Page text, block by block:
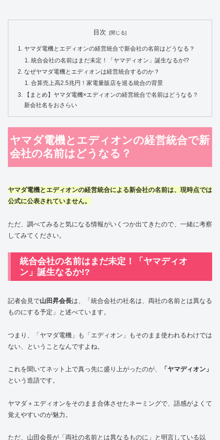
目次
ヤマダ電機とエディオンの経営統合で新会社の名前はどうなる？
統合会社の名前はまだ未定！「ヤマディオン」誕生なるか!?
なぜヤマダ電機とエディオンは経営統合するのか？
合算売上高2.5兆円！家電量販店を巡る統合の背景
【まとめ】ヤマダ電機×エディオンの経営統合で名前はどうなる？
新会社名をおさらい
ヤマダ電機とエディオンの経営統合で新
会社の名前はどうなる？
ヤマダ電機と エディオンの経営統合による新会社の名前は、現時点では
公式に公表されていません。
ただ、調べてみると気になる情報がいくつか出てきたので、一緒に考察
してみてください。
統合会社の名前はまだ未定！「ヤマディオ
ン」誕生なるか!?
記者会見で山田昇会長は、「統合会社の社名は、両社の名前とは異なる
ものにする予定」と述べています。
つまり、「ヤマダ電機」も「エディオン」もそのまま使われるわけでは
ない、ということなんですよね。
これを聞いてネット上で真っ先に盛り上がったのが、
「ヤマディオン」
という造語です。
ヤマダ＋エディオンをそのまま合体させたネーミングで、語感がよくて
覚えやすいのが魅力。
ただ、山田会長が「両社の名前とは異なるものに」と明言している以